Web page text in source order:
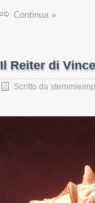
Continua »
Il Reiter di
Scritto da